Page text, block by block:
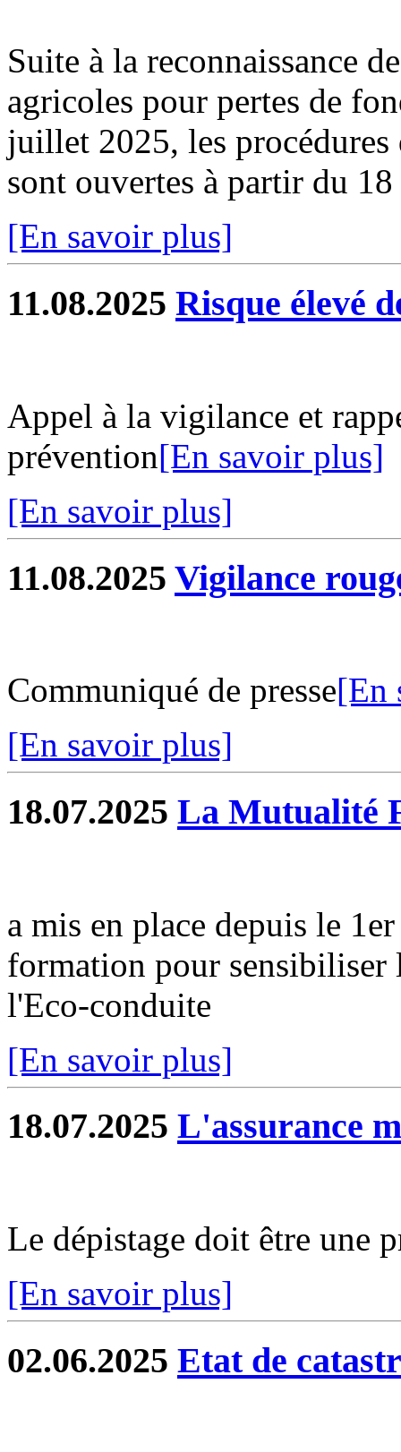
Suite à la reconnaissance
agricoles pour pertes de
juillet 2025, les procédures
sont ouvertes à partir du
[En savoir plus]
11.08.2025 Risque élevé
Appel à la vigilance et
prévention[En savoir plus]
[En savoir plus]
11.08.2025 Vigilance
Communiqué de presse[En
[En savoir plus]
18.07.2025 La Mutualité
a mis en place depuis le
formation pour sensibiliser
l'Eco-conduite
[En savoir plus]
18.07.2025 L'assurance
Le dépistage doit être une
[En savoir plus]
02.06.2025 Etat de